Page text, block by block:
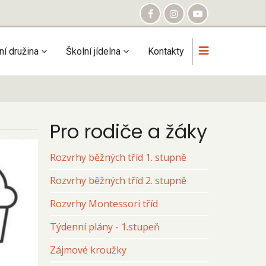
družina Školní jídelna Kontakty
Pro rodiče a žáky
Rozvrhy běžných tříd 1. stupně
Rozvrhy běžných tříd 2. stupně
Rozvrhy Montessori tříd
Týdenní plány - 1.stupeň
Zájmové kroužky